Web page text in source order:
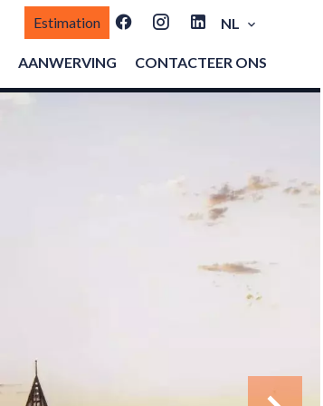
Estimation NL
AANWERVING CONTACTEER ONS